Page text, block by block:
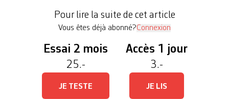
etc.). A […]
Pour lire la suite de cet article
Vous êtes déjà abonné?Connexion
Essai 2 mois
25.-
JE TESTE
Accès 1 jour
3.-
JE LIS